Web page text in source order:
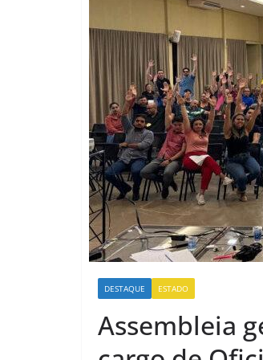
DESTAQUE ESTADO
Assembleia